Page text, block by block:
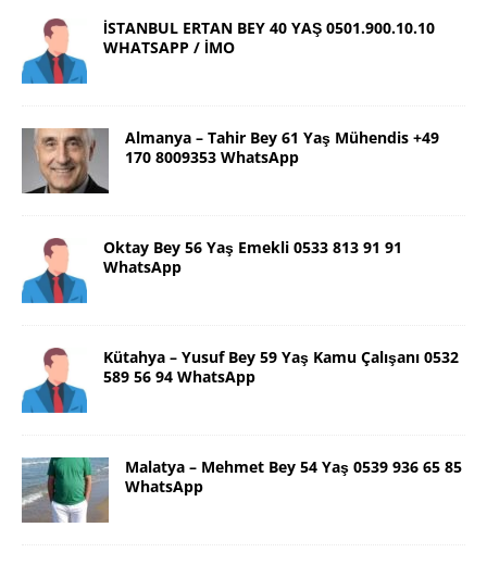
İSTANBUL ERTAN BEY 40 YAŞ 0501.900.10.10
WHATSAPP / İMO
Almanya – Tahir Bey 61 Yaş Mühendis +49
170 8009353 WhatsApp
Oktay Bey 56 Yaş Emekli 0533 813 91 91
WhatsApp
Kütahya – Yusuf Bey 59 Yaş Kamu Çalışanı 0532
589 56 94 WhatsApp
Malatya – Mehmet Bey 54 Yaş 0539 936 65 85
WhatsApp